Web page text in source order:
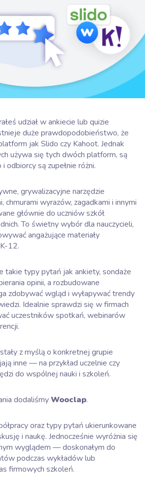
udział w ankiecie lub quizie
duże prawdopodobieństwo, że
jak Slido czy Kahoot. Jednak
używa się tych dwóch platform, są
odbiorcy są zupełnie różni.
grywalizacyjne narzędzie
chmurami wyrazów, zagadkami i innymi
głównie do uczniów szkół
To świetny wybór dla nauczycieli,
angażujące materiały
12.
takie typy pytań jak ankiety, sondaże
opinii, a rozbudowane
zdobywać wgląd i wyłapywać trendy
Idealnie sprawdzi się w firmach
uczestników spotkań, webinarów
z myślą o konkretnej grupie
inne — na przykład uczelnie czy
do wspólnej nauki i szkoleń.
dodaliśmyWooclap.
oraz typy pytań ukierunkowane
i naukę. Jednocześnie wyróżnia się
wyglądem — doskonałym do
podczas wykładów lub
firmowych szkoleń.